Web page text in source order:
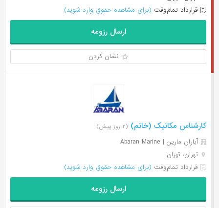
قرارداد تمام‌وقت (برای مشاهده حقوق وارد شوید)
ارسال رزومه
نشان کردن
کارشناس مکانیک (خانم) (۲ روز پیش)
آباران مارین | Abaran Marine
تهران، تهران
قرارداد تمام‌وقت (برای مشاهده حقوق وارد شوید)
ارسال رزومه